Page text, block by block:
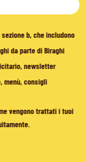
b, che includono
da parte di Biraghi
newsletter
menù, consigli
vengono trattati i tuoi